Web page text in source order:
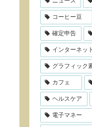
コーヒー豆
確定申告
インターネット
グラフィック
カフェ
ヘルスケア
電子マネー